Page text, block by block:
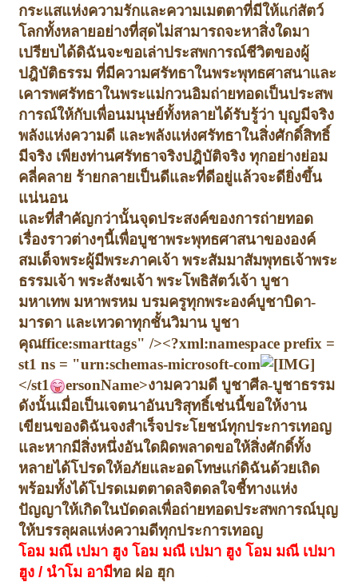
กระแสแห่งความรักและความเมตตาที่มีให้แก่สัตว์
โลกทั้งหลายอย่างที่สุดไม่สามารถจะหาสิ่งใดมา
เปรียบได้ดิฉันจะขอเล่าประสพการณ์ชีวิตของผู้
ปฎิบัติธรรม ที่มีความศรัทธาในพระพุทธศาสนาและ
เคารพศรัทธาในพระแม่กวนอิมถ่ายทอดเป็นประสพ
การณ์ให้กับเพื่อนมนุษย์ทั้งหลายได้รับรู้ว่า บุญมีจริง
พลังแห่งความดี และพลังแห่งศรัทธาในสิ่งศักดิ์สิทธิ์
มีจริง เพียงท่านศรัทธาจริงปฎิบัติจริง ทุกอย่างย่อม
คลี่คลาย ร้ายกลายเป็นดีและที่ดีอยู่แล้วจะดียิ่งขึ้น
แน่นอน
และที่สำคัญกว่านั้นจุดประสงค์ของการถ่ายทอด
เรื่องราวต่างๆนี้เพื่อบูชาพระพุทธศาสนาขององค์
สมเด็จพระผู้มีพระภาคเจ้า พระสัมมาสัมพุทธเจ้าพระ
ธรรมเจ้า พระสังฆเจ้า พระโพธิสัตว์เจ้า บูชา
มหาเทพ มหาพรหม บรมครูทุกพระองค์บูชาบิดา-
มารดา และเทวดาทุกชั้นวิมาน บูชา
คุณffice:smarttags" /><?xml:namespace prefix =
st1 ns = "urn:schemas-microsoft-com
</st1
ersonName>งามความดี บูชาศีล-บูชาธรรม
ดังนั้นเมื่อเป็นเจตนาอันบริสุทธิ์เช่นนี้ขอให้งาน
เขียนของดิฉันจงสำเร็จประโยชน์ทุกประการเทอญ
และหากมีสิ่งหนึ่งอันใดผิดพลาดขอให้สิ่งศักดิ์ทั้ง
หลายได้โปรดให้อภัยและอดโทษแก่ดิฉันด้วยเถิด
พร้อมทั้งได้โปรดเมตตาดลจิตดลใจชี้ทางแห่ง
ปัญญาให้เกิดในบัดดลเพื่อถ่ายทอดประสพการณ์บุญ
ให้บรรลุผลแห่งความดีทุกประการเทอญ
โอม มณี เปมา ฮูง โอม มณี เปมา ฮูง โอม มณี เปมา
ฮูง / นำโม อามีทอ ฝอ ฮุก